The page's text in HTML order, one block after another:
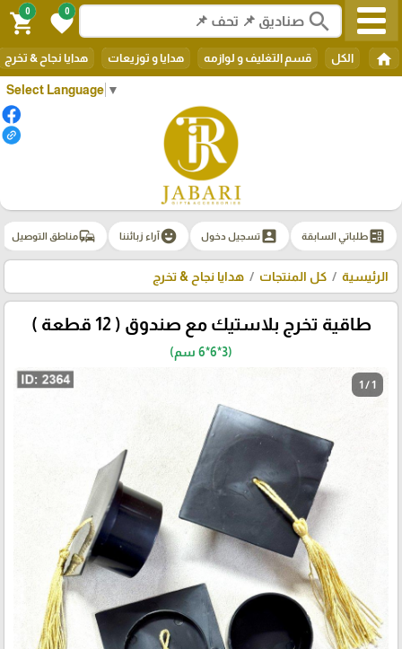
Select Language ▼
search
0
favorite
0
shopping_cart
home الكل قسم التغليف و لوازمه هدايا و توزيعات هدايا نجاح & تخرج
ballotطلباتي السابقة account_boxتسجيل دخول emoji_emotionsآراء زبائننا commuteمناطق التوصيل
الرئيسية كل المنتجات هدايا نجاح & تخرج
طاقية تخرج بلاستيك مع صندوق ( 12 قطعة )
(3*6*6 سم)
1 / 1